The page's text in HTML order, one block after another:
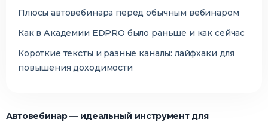
Автовебинар — идеальный инструмент для
Плюсы автовебинара перед обычным вебинаром
Как в Академии EDPRO было раньше и как сейчас
Короткие тексты и разные каналы: лайфхаки для
повышения доходимости